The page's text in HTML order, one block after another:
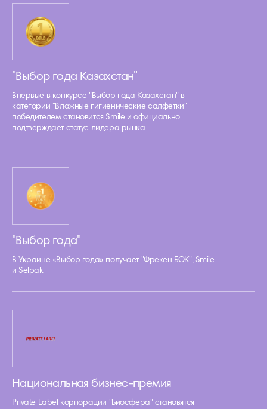
"Выбор года Казахстан"
Впервые в конкурсе "Выбор года Казахстан" в
категории "Влажные гигиенические салфетки"
победителем становится Smile и официально
подтверждает статус лидера рынка
"Выбор года"
В Украине «Выбор года» получает "Фрекен БОК", Smile
и Selpak
Национальная бизнес-премия
Private Label корпорации "Биосфера" становятся